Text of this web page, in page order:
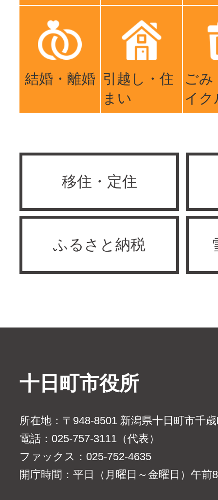
結婚・離婚 引越し・住
まい
ごみ
イク
移住・定住
ふるさと納税
十日町市役所
所在地：〒948-8501 新潟県十日町市千
電話：025-757-3111（代表）
ファックス：025-752-4635
開庁時間：平日（月曜日～金曜日）午前